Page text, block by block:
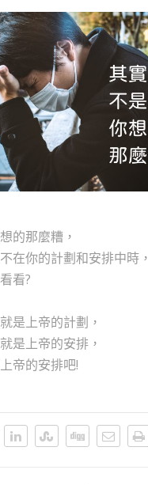
的那麼糟，
在你的計劃和安排中時，
看?
是上帝的計劃，
是上帝的安排，
帝的安排吧!